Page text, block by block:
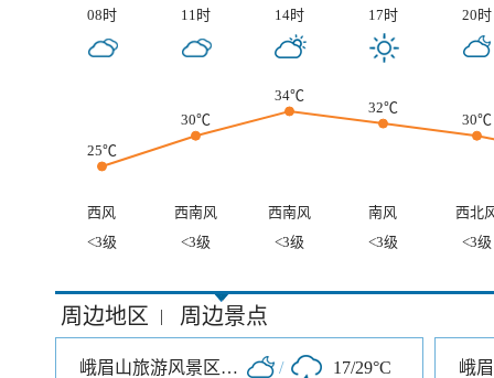
08时 11时 14时 17时 20时
25℃
30℃
34℃
32℃
30℃
西风 西南风 西南风 南风
西北
<3级
<3级 <3级 <3级 <3级
周边地区 | 周边景点
峨眉山旅游风景区零公里入口 / 17/29°C